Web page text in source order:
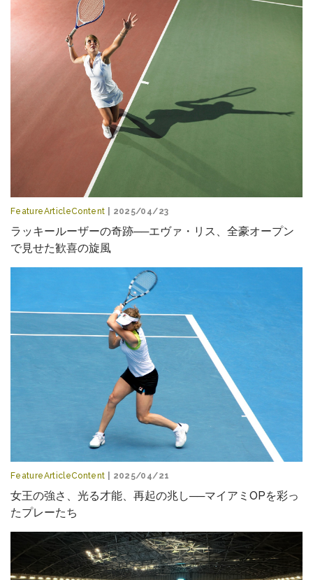
FeatureArticleContent | 2025/04/23
ラッキールーザーの奇跡──エヴァ・リス、全豪オープン
で見せた歓喜の旋風
FeatureArticleContent | 2025/04/21
女王の強さ、光る才能、再起の兆し──マイアミOPを彩っ
たプレーたち